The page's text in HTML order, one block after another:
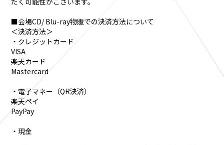
■会場CD/ Blu-ray物販での決済方法について
＜決済方法＞
・クレジットカード
VISA
楽天カード
Mastercard
・電子マネー（QR決済）
楽天ペイ
PayPay
・現金